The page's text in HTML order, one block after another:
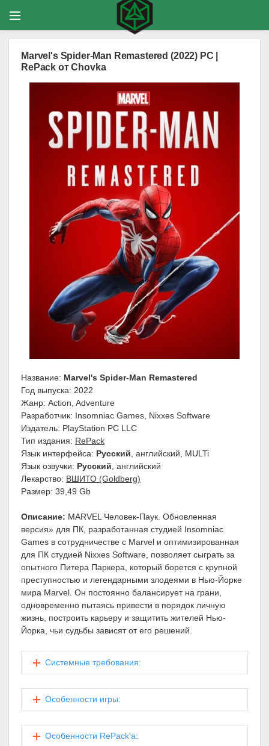
Marvel's Spider-Man Remastered (2022) PC |
RePack от Chovka
Название: Marvel's Spider-Man Remastered
Год выпуска: 2022
Жанр: Action, Adventure
Разработчик: Insomniac Games, Nixxes Software
Издатель: PlayStation PC LLC
Тип издания: RePack
Язык интерфейса: Русский, английский, MULTi
Язык озвучки: Русский, английский
Лекарство: ВШИТО (Goldberg)
Размер: 39,49 Gb
Описание: MARVEL Человек-Паук. Обновленная
версия» для ПК, разработанная студией Insomniac
Games в сотрудничестве с Marvel и оптимизированная
для ПК студией Nixxes Software, позволяет сыграть за
опытного Питера Паркера, который борется с крупной
преступностью и легендарными злодеями в Нью-Йорке
мира Marvel. Он постоянно балансирует на грани,
одновременно пытаясь привести в порядок личную
жизнь, построить карьеру и защитить жителей Нью-
Йорка, чьи судьбы зависят от его решений.
Системные требования:
Особенности игры:
Особенности RePack'а: